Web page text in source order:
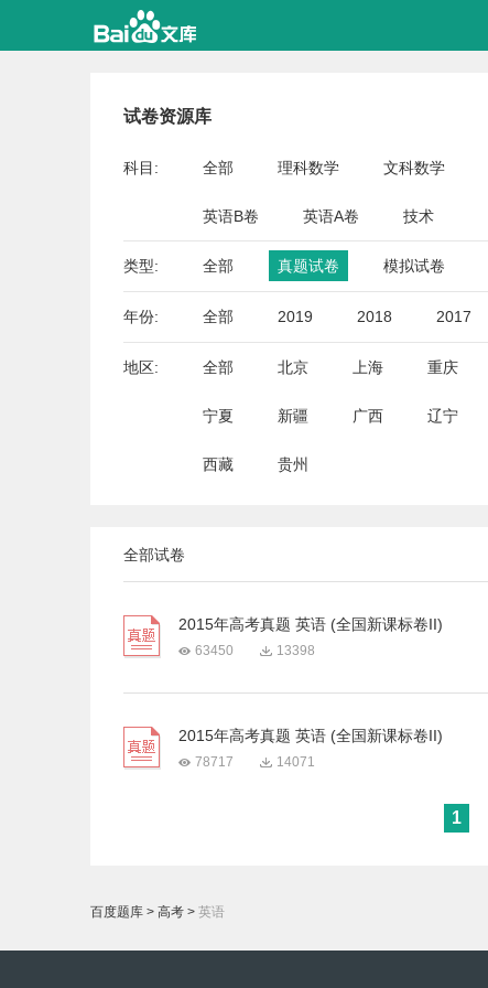
试卷资源库
科目: 全部 理科数学 文科数学
英语B卷 英语A卷 技术
类型: 全部 真题试卷 模拟试卷
年份: 全部 2019 2018 2017
地区: 全部 北京 上海 重庆
宁夏 新疆 广西 辽宁
西藏 贵州
全部试卷
2015年高考真题 英语 (全国新课标卷II)
63450 13398
2015年高考真题 英语 (全国新课标卷II)
78717 14071
1
百度题库 > 高考 > 英语